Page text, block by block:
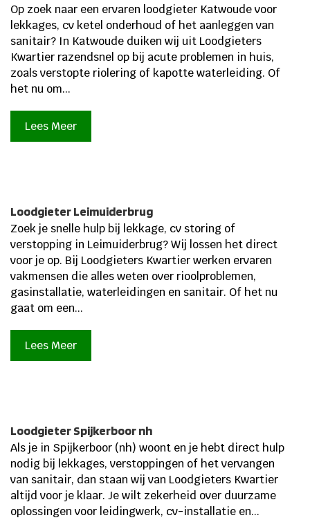
Op zoek naar een ervaren loodgieter Katwoude voor
lekkages, cv ketel onderhoud of het aanleggen van
sanitair? In Katwoude duiken wij uit Loodgieters
Kwartier razendsnel op bij acute problemen in huis,
zoals verstopte riolering of kapotte waterleiding. Of
het nu om...
Lees Meer
Loodgieter Leimuiderbrug
Zoek je snelle hulp bij lekkage, cv storing of
verstopping in Leimuiderbrug? Wij lossen het direct
voor je op.​ Bij Loodgieters Kwartier werken ervaren
vakmensen die alles weten over rioolproblemen,
gasinstallatie, waterleidingen en sanitair.​ Of het nu
gaat om een...
Lees Meer
Loodgieter Spijkerboor nh
Als je in Spijkerboor (nh) woont en je hebt direct hulp
nodig bij lekkages, verstoppingen of het vervangen
van sanitair, dan staan wij van Loodgieters Kwartier
altijd voor je klaar. Je wilt zekerheid over duurzame
oplossingen voor leidingwerk, cv-installatie en...